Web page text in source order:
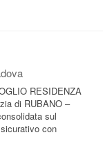
RESIDENZA
di RUBANO –
sul
con